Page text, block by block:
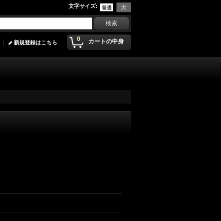
文字サイズ:
0 カートの中身
新規登録はこちら